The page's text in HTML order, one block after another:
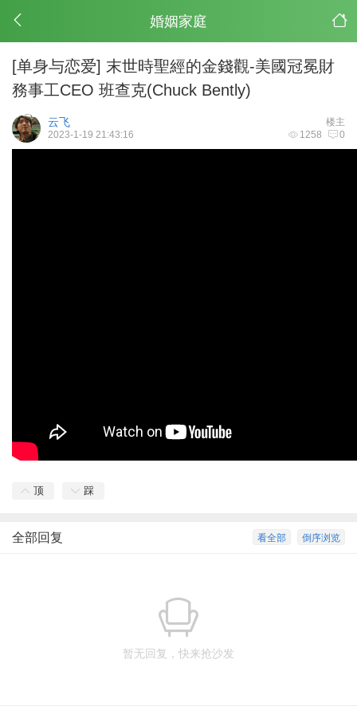
婚姻家庭
[单身与恋爱] 末世時聖經的金錢觀-美國冠冕財
務事工CEO 班查克(Chuck Bently)
楼主
云飞
1258 0
2023-1-19 21:43:16
顶 踩
倒序浏览
看全部
全部回复
暂无回复，快来抢沙发